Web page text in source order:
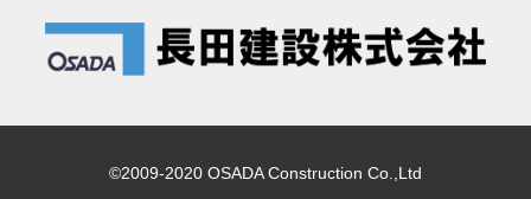
©2009-2020 OSADA Construction Co.,Ltd